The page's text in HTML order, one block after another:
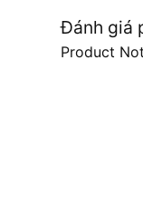
Đánh giá
Product